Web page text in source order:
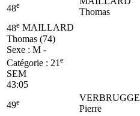
48e
Thomas
48e MAILLARD
Thomas (74)
Sexe : M -
Catégorie : 21 e
SEM
43:05
49e
VERBRUGGE
Pierre